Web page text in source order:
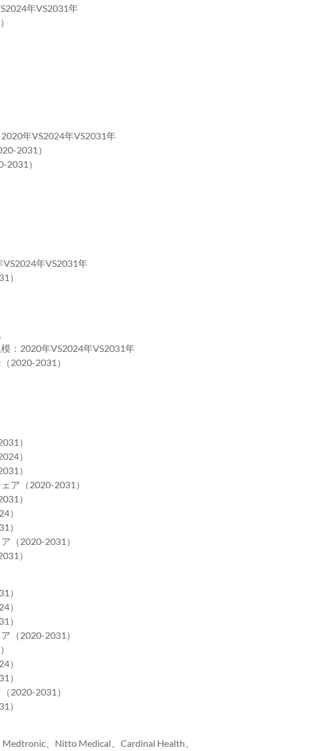
年VS2031年
年VS2024年VS2031年
2031）
）
年VS2031年
）
：2020年VS2024年VS2031年
2020-2031）
）
）
）
ア（2020-2031）
）
）
）
（2020-2031）
）
）
）
）
（2020-2031）
）
）
2020-2031）
）
、Nitto Medical、Cardinal Health、